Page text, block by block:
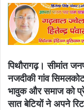
पिथौरागढ़। सीमांत
नजदीकी गांव
भावुक और समाज को
सात बेटियों ने अपने